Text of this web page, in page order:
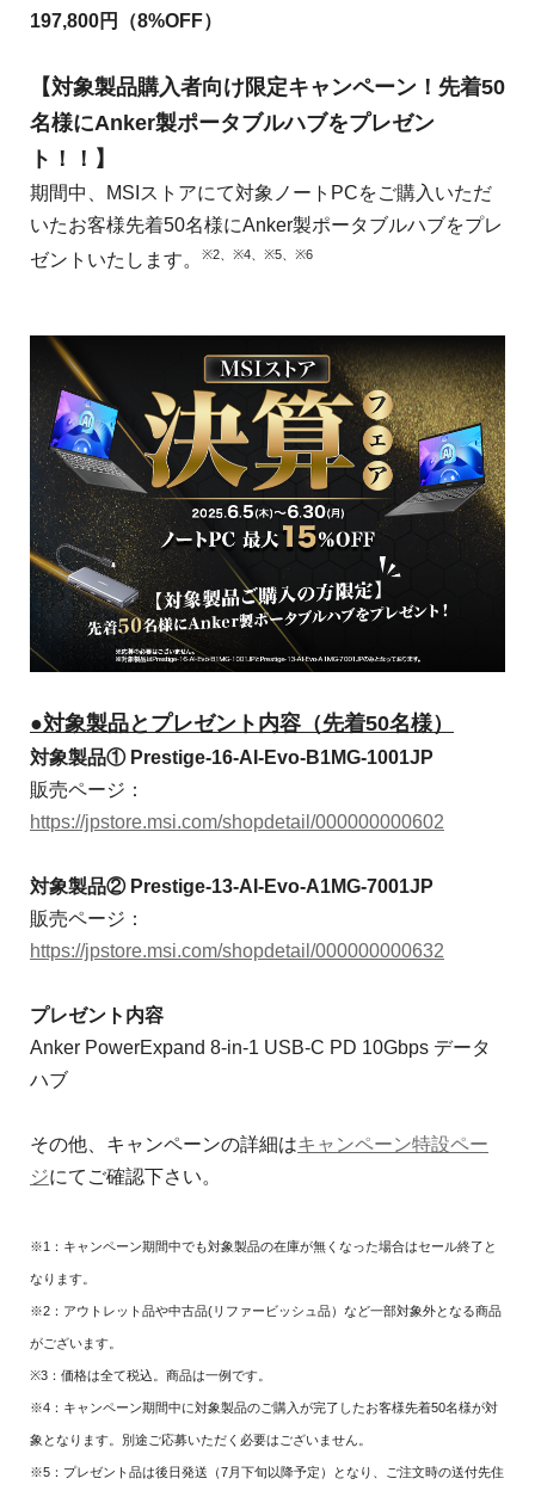
197,800円（8%OFF）
【対象製品購入者向け限定キャンペーン！先着50
名様にAnker製ポータブルハブをプレゼン
ト！！】
期間中、MSIストアにて対象ノートPCをご購入いただ
いたお客様先着50名様にAnker製ポータブルハブをプレ
ゼントいたします。
※2、※4、※5、※6
●対象製品とプレゼント内容（先着50名様）
対象製品① Prestige-16-AI-Evo-B1MG-1001JP
販売ページ：
https://jpstore.msi.com/shopdetail/000000000602
対象製品② Prestige-13-AI-Evo-A1MG-7001JP
販売ページ：
https://jpstore.msi.com/shopdetail/000000000632
プレゼント内容
Anker PowerExpand 8-in-1 USB-C PD 10Gbps データ
ハブ
その他、キャンペーンの詳細はキャンペーン特設ペー
ジにてご確認下さい。
※1：キャンペーン期間中でも対象製品の在庫が無くなった場合はセール終了と
なります。
※2：アウトレット品や中古品(リファービッシュ品）など一部対象外となる商品
がございます。
※3：価格は全て税込。商品は一例です。
※4：キャンペーン期間中に対象製品のご購入が完了したお客様先着50名様が対
象となります。別途ご応募いただく必要はございません。
※5：プレゼント品は後日発送（7月下旬以降予定）となり、ご注文時の送付先住